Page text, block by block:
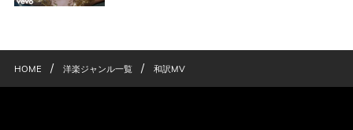
HOME / 洋楽ジャンル一覧 / 和訳MV